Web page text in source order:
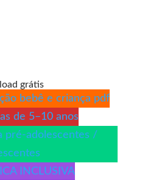
grátis
bebê e criança pdf
de 5–10 anos
pré-adolescentes /
INCLUSIVA